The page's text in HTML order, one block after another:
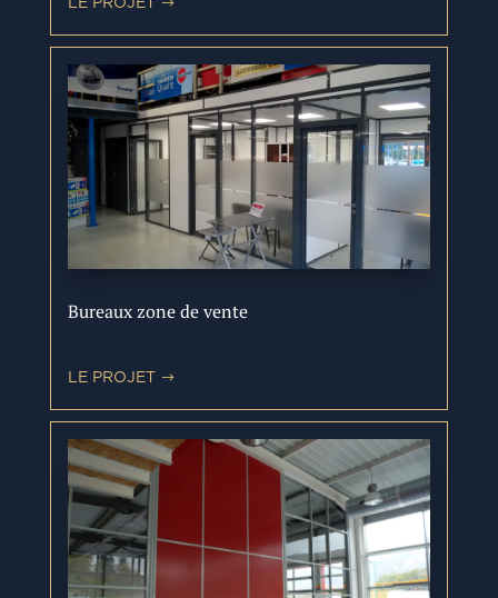
LE PROJET
Bureaux zone de vente
LE PROJET